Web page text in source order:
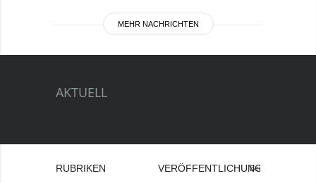
MEHR NACHRICHTEN
AKTUELL
RUBRIKEN
VERÖFFENTLICHUNGEN
Bei